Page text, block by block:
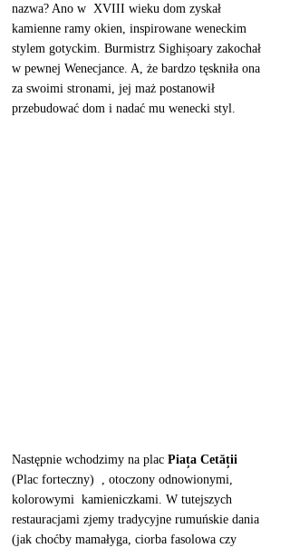
nazwa? Ano w  XVIII wieku dom zyskał
kamienne ramy okien, inspirowane weneckim
stylem gotyckim. Burmistrz Sighișoary zakochał
w pewnej Wenecjance. A, że bardzo tęskniła ona
za swoimi stronami, jej maż postanowił
przebudować dom i nadać mu wenecki styl.
Następnie wchodzimy na plac Piața Cetății
(Plac forteczny)  , otoczony odnowionymi,
kolorowymi  kamieniczkami. W tutejszych
restauracjami zjemy tradycyjne rumuńskie dania
(jak choćby mamałyga, ciorba fasolowa czy